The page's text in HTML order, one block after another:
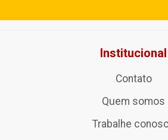
Institucional
Contato
Quem somos
Trabalhe